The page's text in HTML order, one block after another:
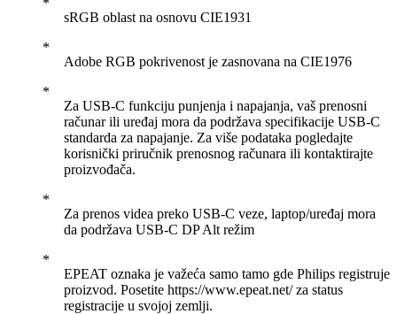
sRGB oblast na osnovu CIE1931
Adobe RGB pokrivenost je zasnovana na CIE1976
Za USB-C funkciju punjenja i napajanja, vaš prenosni
računar ili uređaj mora da podržava specifikacije USB-C
standarda za napajanje. Za više podataka pogledajte
korisnički priručnik prenosnog računara ili kontaktirajte
proizvođača.
Za prenos videa preko USB-C veze, laptop/uređaj mora
da podržava USB-C DP Alt režim
EPEAT oznaka je važeća samo tamo gde Philips registruje
proizvod. Posetite https://www.epeat.net/ za status
registracije u svojoj zemlji.